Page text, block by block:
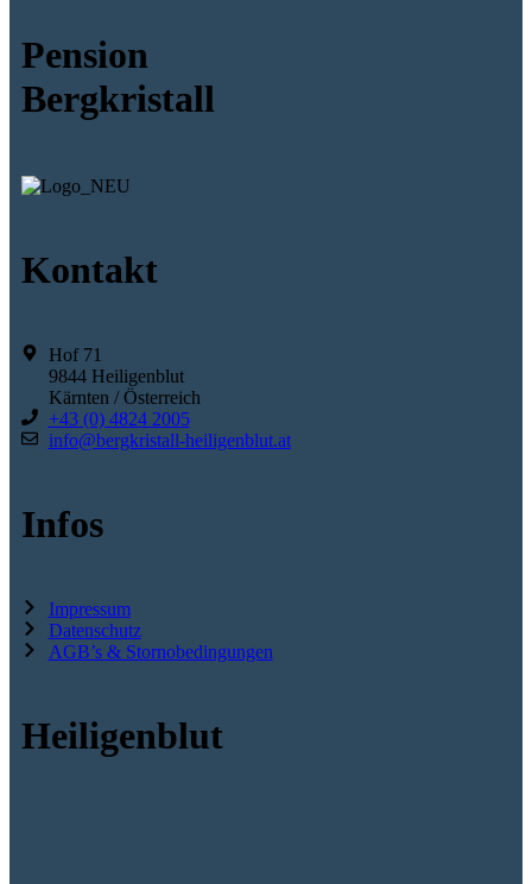
Pension
Bergkristall
Kontakt
Hof 71
9844 Heiligenblut
Kärnten / Österreich
+43 (0) 4824 2005
info@bergkristall-heiligenblut.at
Infos
Impressum
Datenschutz
AGB’s & Stornobedingungen
Heiligenblut